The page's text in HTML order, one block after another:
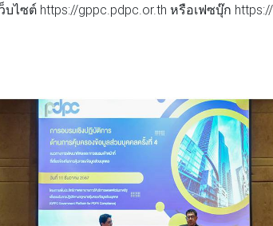
บไซต์ https://gppc.pdpc.or.th หรือเฟซบุ๊ก